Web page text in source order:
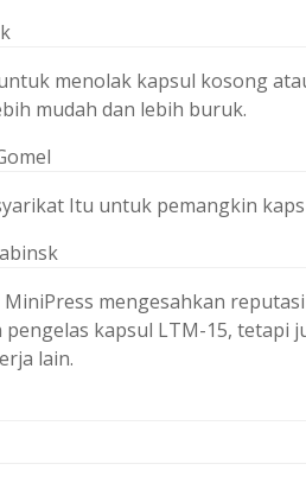
menolak kapsul kosong
mudah dan lebih buruk.
Itu untuk pemangkin
mengesahkan
pengelas kapsul LTM-15,
lain.